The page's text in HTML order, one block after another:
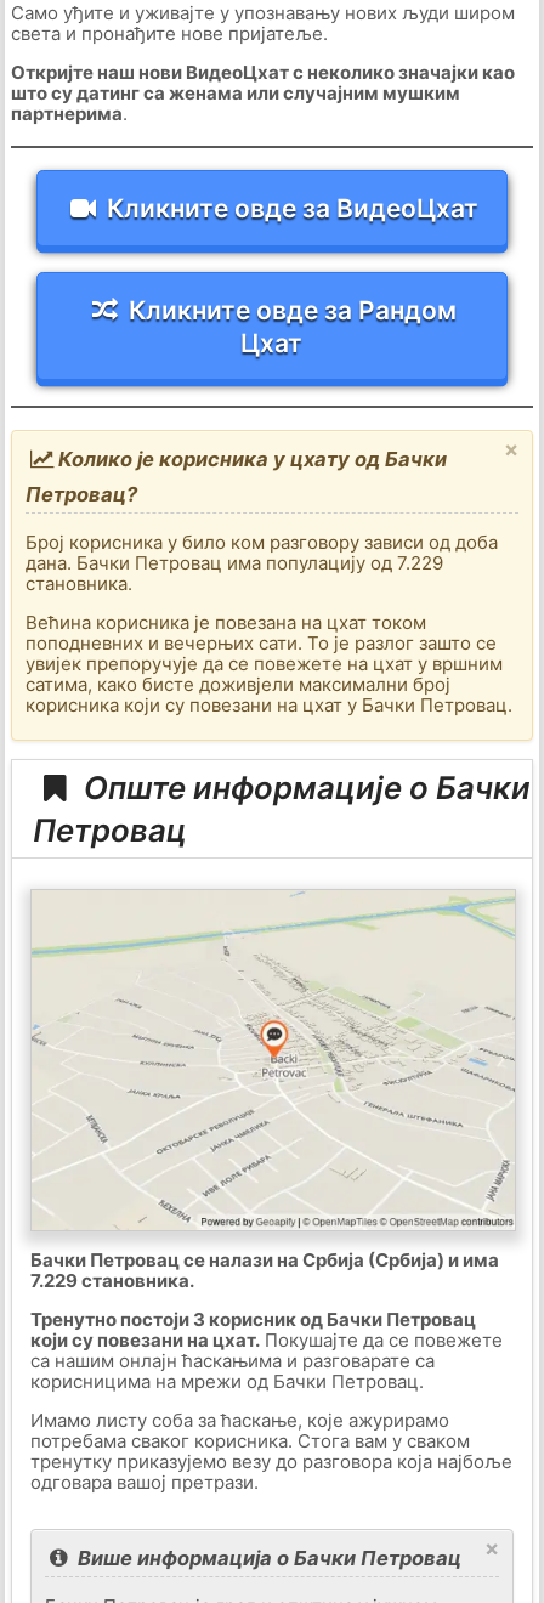
Само уђите и уживајте у упознавању нових људи широм
света и пронађите нове пријатеље.
Откријте наш нови ВидеоЦхат с неколико значајки као
што су датинг са женама или случајним мушким
партнерима.
Кликните овде за ВидеоЦхат
Кликните овде за Рандом
Цхат
×
Колико је корисника у цхату од Бачки
Петровац?
Број корисника у било ком разговору зависи од доба
дана. Бачки Петровац има популацију од 7.229
становника.
Већина корисника је повезана на цхат током
поподневних и вечерњих сати. То је разлог зашто се
увијек препоручује да се повежете на цхат у вршним
сатима, како бисте доживјели максимални број
корисника који су повезани на цхат у Бачки Петровац.
Опште информације о Бачки
Петровац
Бачки Петровац се налази на Србија (Србија) и има
7.229 становника.
Тренутно постоји 3 корисник од Бачки Петровац
који су повезани на цхат.Покушајте да се повежете
са нашим онлајн ћаскањима и разговарате са
корисницима на мрежи од Бачки Петровац.
Имамо листу соба за ћаскање, које ажурирамо
потребама сваког корисника. Стога вам у сваком
тренутку приказујемо везу до разговора која најбоље
одговара вашој претрази.
×
Више информација о Бачки Петровац